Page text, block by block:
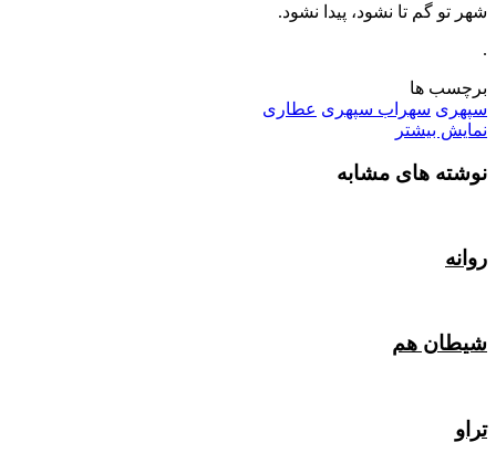
شهر تو گم تا نشود، پیدا نشود.
.
برچسب ها
سپهری سهراب سپهری عطاری
نمایش بیشتر
نوشته های مشابه
روانه
شیطان هم
تراو